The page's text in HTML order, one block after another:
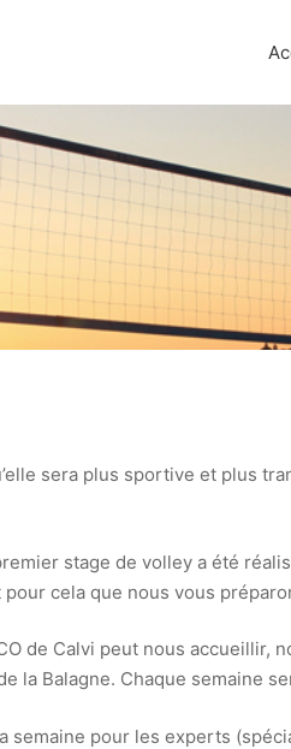
sera plus sportive et plus
stage de volley a été
pour cela que nous vous
de Calvi peut nous accueillir,
la Balagne. Chaque semaine
semaine pour les experts